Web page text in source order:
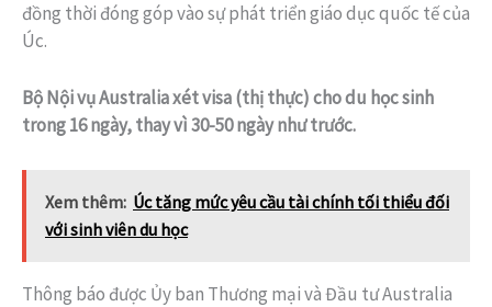
đồng thời đóng góp vào sự phát triển giáo dục quốc tế của
Úc.
Bộ Nội vụ Australia xét visa (thị thực) cho du học sinh
trong 16 ngày, thay vì 30-50 ngày như trước.
Xem thêm: Úc tăng mức yêu cầu tài chính tối thiểu đối
với sinh viên du học
Thông báo được Ủy ban Thương mại và Đầu tư Australia